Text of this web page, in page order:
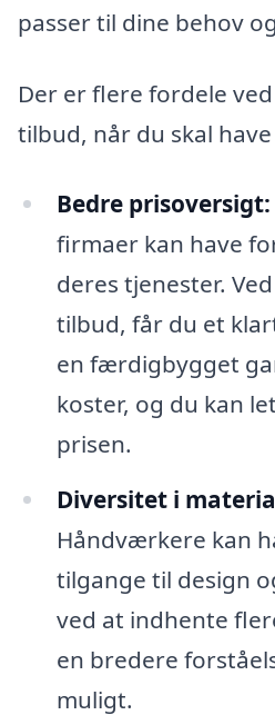
passer til dine behov
Der er flere fordele
tilbud, når du skal
Bedre prisoversigt:
firmaer kan have
deres tjenester.
tilbud, får du et
en færdigbygget
koster, og du kan
prisen.
Diversitet i
Håndværkere kan
tilgange til design
ved at indhente
en bredere
muligt.